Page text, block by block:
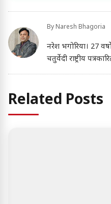
By Naresh Bhagoria
नरेश भगोरिया। 27
चतुर्वेदी राष्ट्रीय
Related Posts